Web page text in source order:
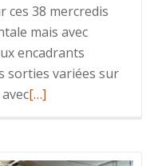
ces 38 mercredis
mais avec
encadrants
sorties variées sur
En
[…]